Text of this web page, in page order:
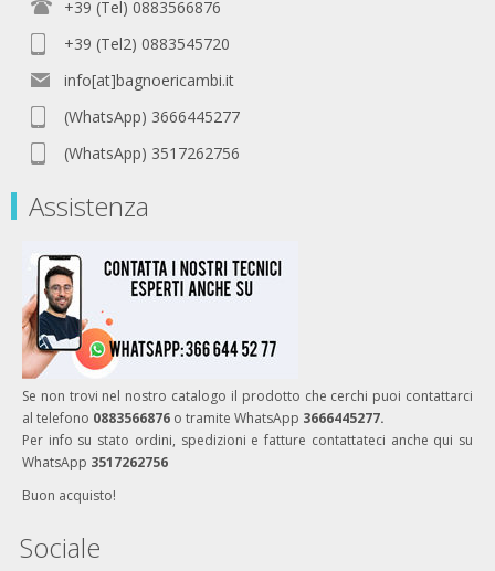
+39 (Tel) 0883566876
+39 (Tel2) 0883545720
info[at]bagnoericambi.it
(WhatsApp) 3666445277
(WhatsApp) 3517262756
Assistenza
Se non trovi nel nostro catalogo il prodotto che cerchi puoi contattarci
al telefono 0883566876 o tramite WhatsApp 3666445277.
Per info su stato ordini, spedizioni e fatture contattateci anche qui su
WhatsApp 3517262756
Buon acquisto!
Sociale